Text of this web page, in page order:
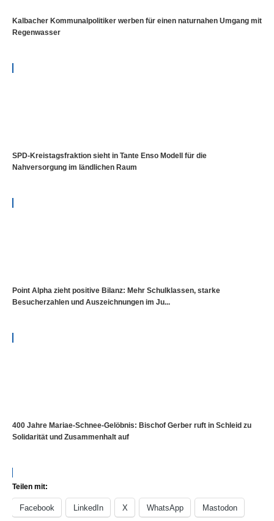
Kalbacher Kommunalpolitiker werben für einen naturnahen Umgang mit
Regenwasser
SPD-Kreistagsfraktion sieht in Tante Enso Modell für die
Nahversorgung im ländlichen Raum
Point Alpha zieht positive Bilanz: Mehr Schulklassen, starke
Besucherzahlen und Auszeichnungen im Ju...
400 Jahre Mariae-Schnee-Gelöbnis: Bischof Gerber ruft in Schleid zu
Solidarität und Zusammenhalt auf
Teilen mit:
Facebook LinkedIn X WhatsApp Mastodon